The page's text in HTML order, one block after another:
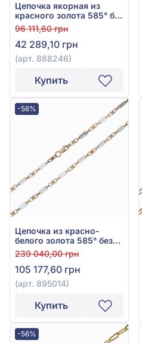
Цепочка якорная из
красного золота 585° без
вставки, арт. 888246
96 111,60 грн
42 289,10 грн
(арт. 888246)
Купить
-56%
Цепочка из красно-
белого золота 585° без
вставки, арт. 895014
239 040,00 грн
105 177,60 грн
(арт. 895014)
Купить
-56%